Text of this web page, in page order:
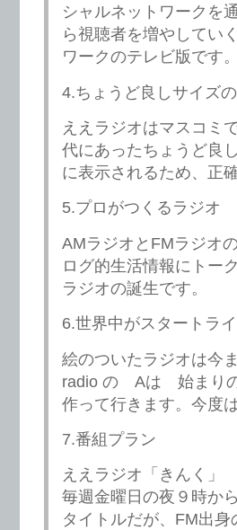
シャルネットワークを
ら視聴者を増やしてい
ワークのテレビ版です。
4.ちょうど良しサイズ
ええラジオはマスコミ
代にあったちょうど良
に表示されるため、正
5.プロがつくるラジオ
AMラジオとFMラジオ
ログ的生活情報にトー
ラジオの誕生です。
6.世界中がスタートラ
絵のついたラジオは今
radio の Aは 始まり
作って行きます。今度
7.番組プラン
ええラジオ「きんく」
毎週金曜日の夜９時か
タイトルだが、FM出